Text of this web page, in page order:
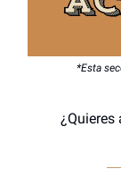
*Esta
¿Quieres